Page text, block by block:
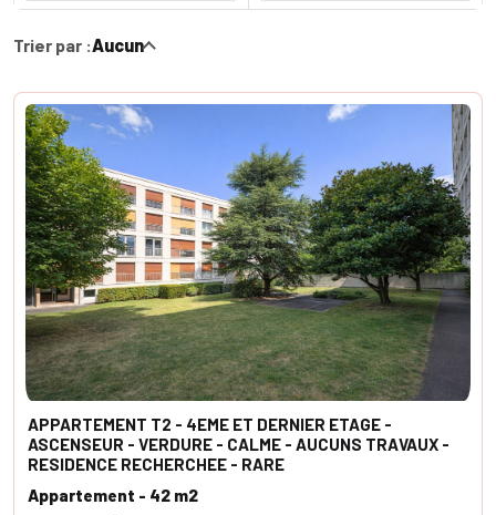
Trier par :Aucun
APPARTEMENT T2 - 4EME ET DERNIER ETAGE -
ASCENSEUR - VERDURE - CALME - AUCUNS TRAVAUX -
RESIDENCE RECHERCHEE - RARE
Appartement - 42 m2